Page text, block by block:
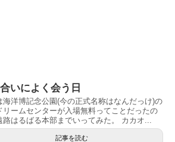
いによく会う日
海洋博記念公園(今の正式名称はなんだっけ)の
リームセンターが入場無料ってことだったの
路はるばる本部までいってみた。 カカオ...
記事を読む